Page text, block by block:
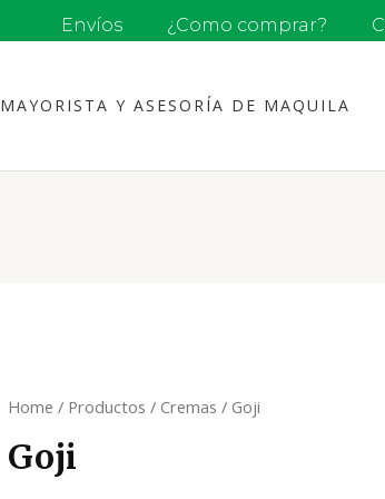
Envíos ¿Como comprar?
MAYORISTA Y ASESORÍA DE MAQUILA
Home / Productos / Cremas / Goji
Goji